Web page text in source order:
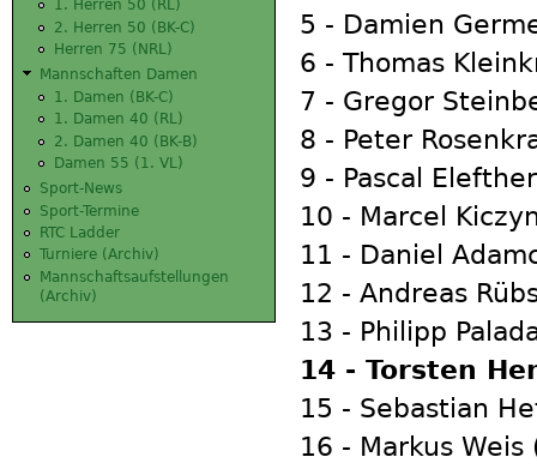
1. Herren 50 (RL)
2. Herren 50 (BK-C)
Herren 75 (NRL)
Mannschaften Damen
1. Damen (BK-C)
1. Damen 40 (RL)
2. Damen 40 (BK-B)
Damen 55 (1. VL)
Sport-News
Sport-Termine
RTC Ladder
Turniere (Archiv)
Mannschaftsaufstellungen
(Archiv)
5 - Damien
6 - Thomas
7 - Gregor
8 - Peter
9 - Pascal
10 - Marcel
11 - Daniel
12 - Andreas
13 - Philipp
14 - Torsten
15 - Sebastian
16 - Markus Weis